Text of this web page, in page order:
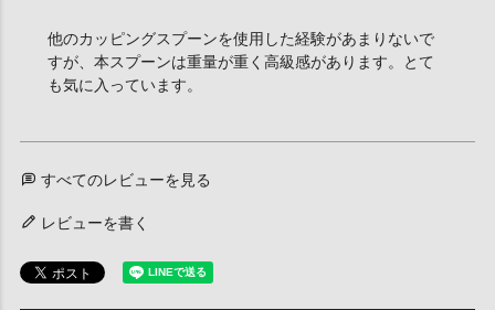
他のカッピングスプーンを使用した経験があまりないで
すが、本スプーンは重量が重く高級感があります。とて
も気に入っています。
すべてのレビューを見る
レビューを書く